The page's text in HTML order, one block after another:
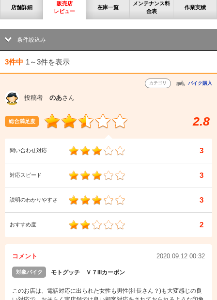
店舗詳細
販売店
レビュー
在庫一覧
メンテナンス料
金表
作業実績
条件絞込み
3件中 1～3件を表示
カテゴリ バイク購入
投稿者 のあさん
総合満足度 2.8
問い合わせ対応 3
対応スピード 3
説明のわかりやすさ 3
おすすめ度 2
コメント 2020.09.12 00:32
対象バイク モトグッチ Ｖ７IIIカーボン
このお店は、電話対応に出られた女性も男性(社長さん？)も大変感じの良